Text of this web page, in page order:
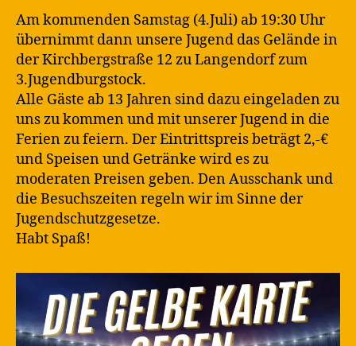
Am kommenden Samstag (4.Juli) ab 19:30 Uhr
übernimmt dann unsere Jugend das Gelände in
der Kirchbergstraße 12 zu Langendorf zum
3.Jugendburgstock.
Alle Gäste ab 13 Jahren sind dazu eingeladen zu
uns zu kommen und mit unserer Jugend in die
Ferien zu feiern. Der Eintrittspreis beträgt 2,-€
und Speisen und Getränke wird es zu
moderaten Preisen geben. Den Ausschank und
die Besuchszeiten regeln wir im Sinne der
Jugendschutzgesetze.
Habt Spaß!